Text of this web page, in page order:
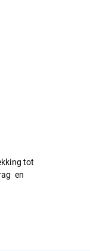
tot
en